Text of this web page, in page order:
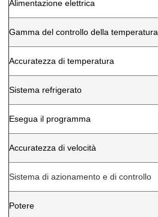
Alimentazione elettrica
Gamma del controllo della temperatura
Accuratezza di temperatura
Sistema refrigerato
Esegua il programma
Accuratezza di velocità
Sistema di azionamento e di controllo
Potere